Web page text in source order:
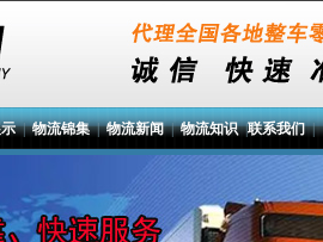
|物流锦集|物流新闻|物流知识|联系我们|